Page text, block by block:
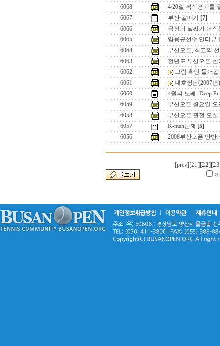
6068
4/20일 복식경기를
6067
부산 갈매기
[7]
6066
금정의 날씨가 아직!
6065
임용규선수 인터뷰
6064
부산오픈, 최고의
6063
전년도 부산오픈 센
6062
그럼 확인 들어
6061
대호짱님(2007년)
6060
4월의 노래 -Deep
6059
부산오픈 월요일
6058
부산오픈 관전 오실
6057
K-man님께
[5]
6056
2008부산오픈 만반
[prev] [21][22]